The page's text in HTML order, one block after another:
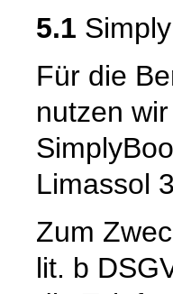
5.1
Für die
nutzen
Limassol
Zum
lit. b